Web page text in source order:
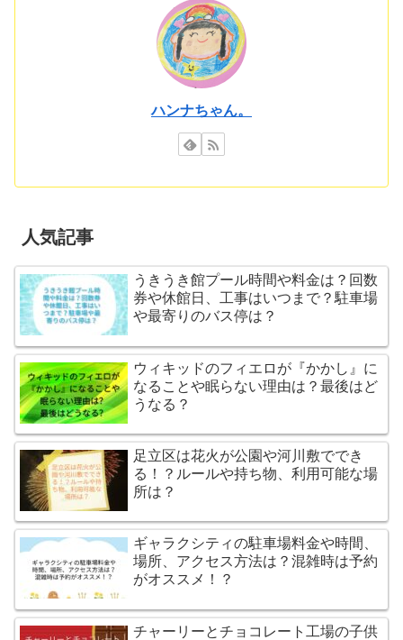
ハンナちゃん。
人気記事
うきうき館プール時間や料金は？回数
券や休館日、工事はいつまで？駐車場
や最寄りのバス停は？
ウィキッドのフィエロが『かかし』に
なることや眠らない理由は？最後はど
うなる？
足立区は花火が公園や河川敷ででき
る！？ルールや持ち物、利用可能な場
所は？
ギャラクシティの駐車場料金や時間、
場所、アクセス方法は？混雑時は予約
がオススメ！？
チャーリーとチョコレート工場の子供